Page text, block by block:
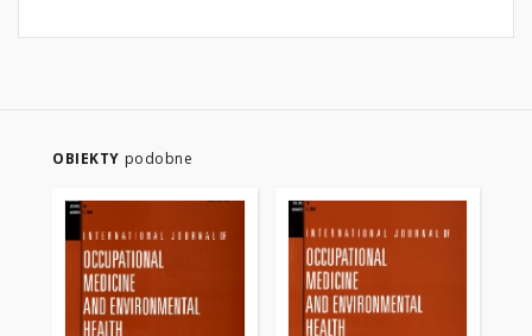
OBIEKTY podobne